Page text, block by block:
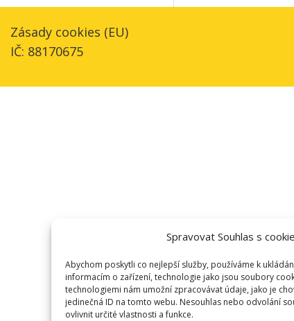
Spravovat Souhlas s
Abychom poskytli co nejlepší služby, používáme k
informacím o zařízení, technologie jako jsou soubory
technologiemi nám umožní zpracovávat údaje, jako je
jedinečná ID na tomto webu. Nesouhlas nebo odvolání
ovlivnit určité vlastnosti a funkce.
Zásady cookies (EU)
IČ: 88170675